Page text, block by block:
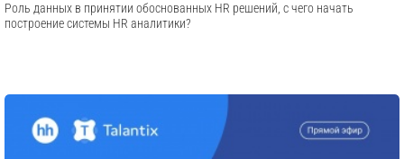
Роль данных в принятии обоснованных HR решений, с чего начать
построение системы HR аналитики?